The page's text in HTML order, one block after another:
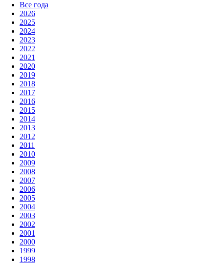
Все года
2026
2025
2024
2023
2022
2021
2020
2019
2018
2017
2016
2015
2014
2013
2012
2011
2010
2009
2008
2007
2006
2005
2004
2003
2002
2001
2000
1999
1998